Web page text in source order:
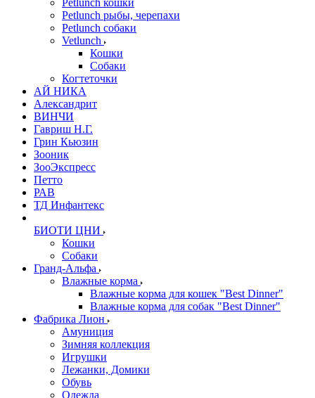
Petlunch кошки
Petlunch рыбы, черепахи
Petlunch собаки
Vetlunch
Кошки
Собаки
Когтеточки
АЙ НИКА
Александрит
ВИНЧИ
Гавриш Н.Г.
Грин Кьюзин
Зооник
ЗооЭкспресс
Петто
РАВ
ТД Инфантекс
БИОТИ ЦНИ
Кошки
Собаки
Гранд-Альфа
Влажные корма
Влажные корма для кошек "Best Dinner"
Влажные корма для собак "Best Dinner"
Фабрика Лион
Амуниция
Зимняя коллекция
Игрушки
Лежанки, Домики
Обувь
Одежда